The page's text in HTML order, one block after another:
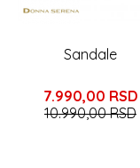
Sandale
7.990,00 RSD
10.990,00RSD